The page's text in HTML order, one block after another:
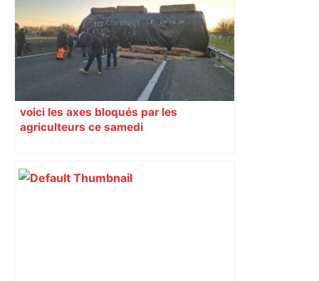
voici les axes bloqués par les
agriculteurs ce samedi